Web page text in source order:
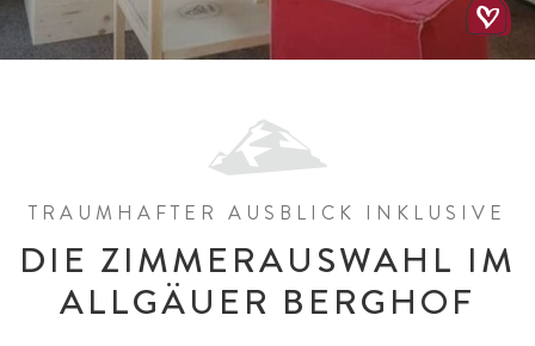
TRAUMHAFTER AUSBLICK INKLUSIVE
DIE ZIMMERAUSWAHL IM
ALLGÄUER BERGHOF
All-Inklusiv Premium
All-Inklusiv Chalet-Genuss
Spielplätze
Spielewelten
Schulkinder